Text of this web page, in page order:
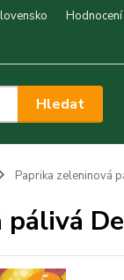
Hledat
Paprika zeleninová